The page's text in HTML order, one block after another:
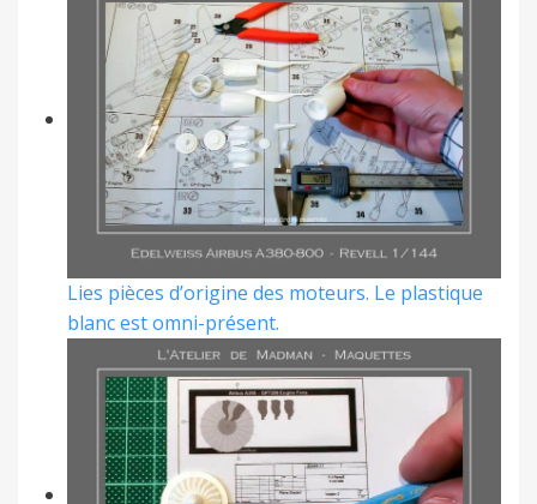
Lies pièces d’origine des moteurs. Le plastique
blanc est omni-présent.